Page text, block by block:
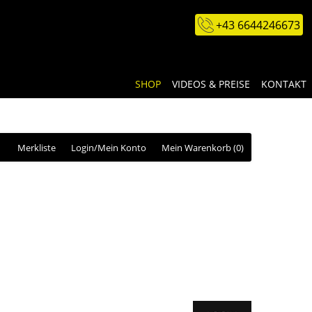
+43 6644246673
SHOP VIDEOS & PREISE KONTAKT
Mein Warenkorb(0)
Login/Mein Konto
Merkliste